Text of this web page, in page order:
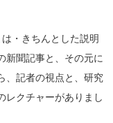
は・きちんとした説明
新聞記事と、その元に
、記者の視点と、研究
レクチャーがありまし